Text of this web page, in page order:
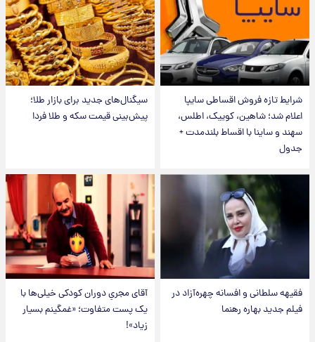
شرایط تازه فروش اقساطی سایپا
اعلام شد؛ شاهین، کوییک، اطلس،
سهند و ساینا با اقساط بلندمدت +
جدول
سیگنال‌های جدید برای بازار طلا؛
پیش‌بینی قیمت سکه و طلا فردا
فقیهه سلطانی و افسانه چهره‌آزاد در
فیلم جدید بهاره رهنما
آقای مجریِ دوران کودکی خیلی‌ها با
یک پست متفاوت؛ «غمگینم بسیار
زیاد»!